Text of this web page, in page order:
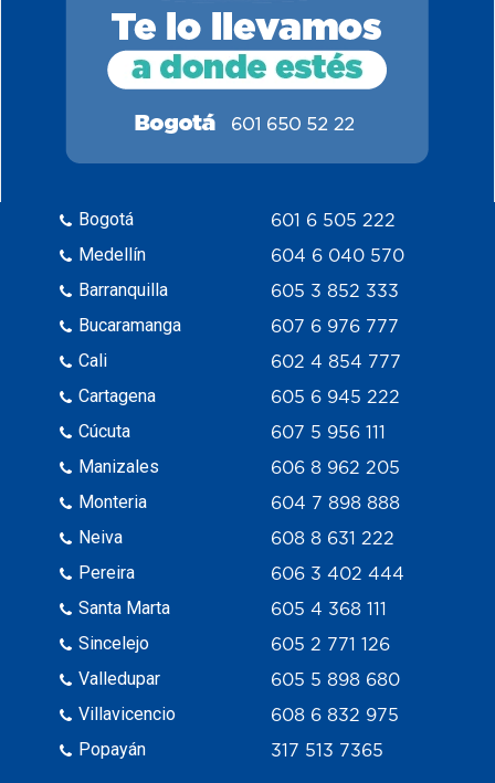
Bogotá
Medellín
Barranquilla
Bucaramanga
Cali
Cartagena
Cúcuta
Manizales
Monteria
Neiva
Pereira
Santa Marta
Sincelejo
Valledupar
Villavicencio
Popayán
601 6 505 222
604 6 040 570
605 3 852 333
607 6 976 777
602 4 854 777
605 6 945 222
607 5 956 111
606 8 962 205
604 7 898 888
608 8 631 222
606 3 402 444
605 4 368 111
605 2 771 126
605 5 898 680
608 6 832 975
317 513 7365